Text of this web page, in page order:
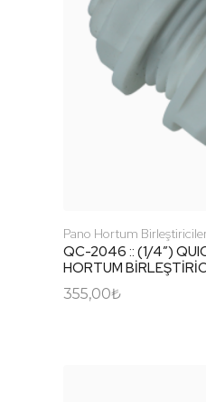
Pano Hortum
QC-2046 :: (1/4″)
HORTUM
355,00₺